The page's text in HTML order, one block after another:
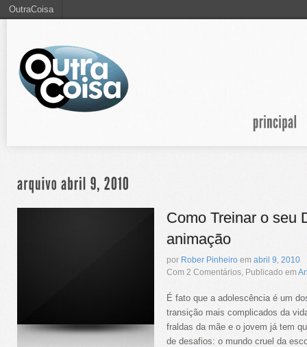
Como Treinar o seu
animação
por Rober Pinheiro em abril 9, 2010
Com 2 Comentários, Publicado em
É fato que a adolescência é um
transição mais complicados da
fraldas da mãe e o jovem já tem
de desafios: o mundo cruel da
OutraCoisa